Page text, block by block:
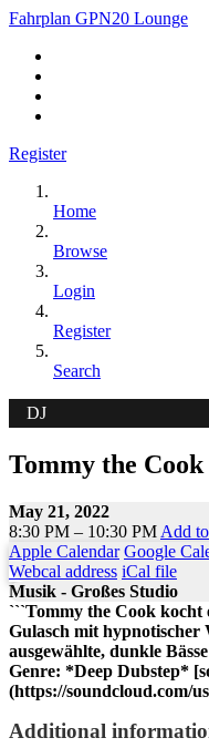
Fahrplan GPN20 Lounge
Register
Home
Browse
Login
Register
Search
DJ
Tommy the Cook
May 21, 2022
8:30 PM – 10:30 PM Add
Apple Calendar Google
Webcal address iCal file
Musik - Großes Studio
```Tommy the Cook kocht
Gulasch mit hypnotischer
ausgewählte, dunkle
Genre: *Deep Dubstep*
(https://soundcloud.com/
Additional